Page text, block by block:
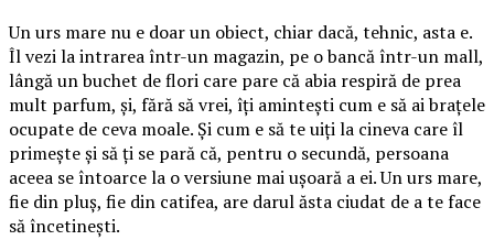
Un urs mare nu e doar un obiect, chiar dacă, tehnic, asta e.
Îl vezi la intrarea într-un magazin, pe o bancă într-un mall,
lângă un buchet de flori care pare că abia respiră de prea
mult parfum, și, fără să vrei, îți amintești cum e să ai brațele
ocupate de ceva moale. Și cum e să te uiți la cineva care îl
primește și să ți se pară că, pentru o secundă, persoana
aceea se întoarce la o versiune mai ușoară a ei. Un urs mare,
fie din pluș, fie din catifea, are darul ăsta ciudat de a te face
să încetinești.